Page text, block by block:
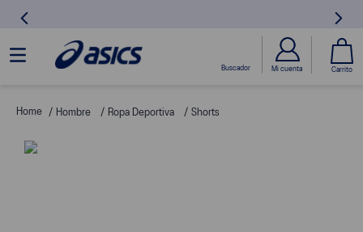
Hombre Ropa Deportiva Shorts